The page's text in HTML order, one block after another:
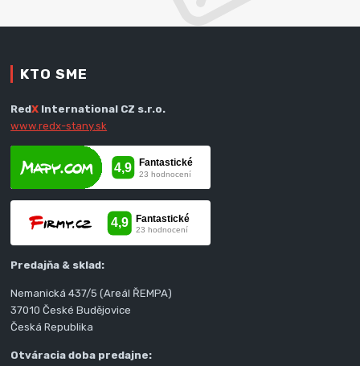
KTO SME
RedX International CZ s.r.o.
www.redx-stany.sk
Predajňa & sklad:
Nemanická 437/5 (Areál ŘEMPA)
37010 České Budějovice
Česká Republika
Otváracia doba predajne: